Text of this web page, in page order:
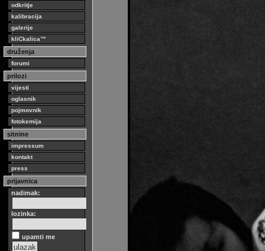
odkritje
kalibracija
galerije
kliCkalica™
druženja
forumi
prilozi
vijesti
oglasnik
pojmovnik
fotokemija
sitnine
impressum
kontakt
press
prijavnica
nadimak:
lozinka:
upamti me